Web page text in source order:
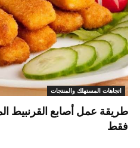
اتجاهات المستهلك والمنتجات
فقط